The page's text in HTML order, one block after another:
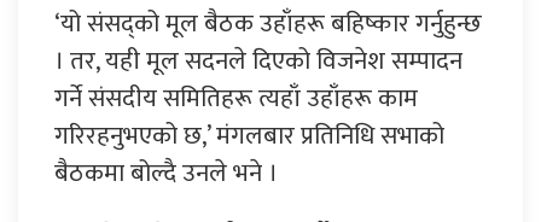
‘यो संसद्को मूल बैठक उहाँहरू बहिष्कार गर्नुहुन्छ
। तर, यही मूल सदनले दिएको विजनेश सम्पादन
गर्ने संसदीय समितिहरू त्यहाँ उहाँहरू काम
गरिरहनुभएको छ,’ मंगलबार प्रतिनिधि सभाको
बैठकमा बोल्दै उनले भने ।